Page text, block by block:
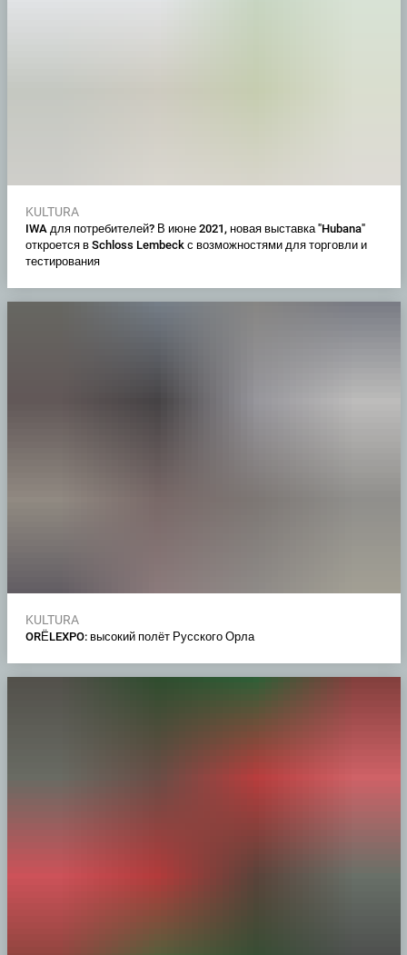
KULTURA
IWA для потребителей? В июне 2021, новая выставка "Hubana"
откроется в Schloss Lembeck с возможностями для торговли и
тестирования
KULTURA
ORЁLEXPO: высокий полёт Русского Орла